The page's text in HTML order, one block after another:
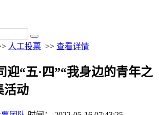
人工投票 >> 查看详情
迎“五·四”“我身边的青年之
活动